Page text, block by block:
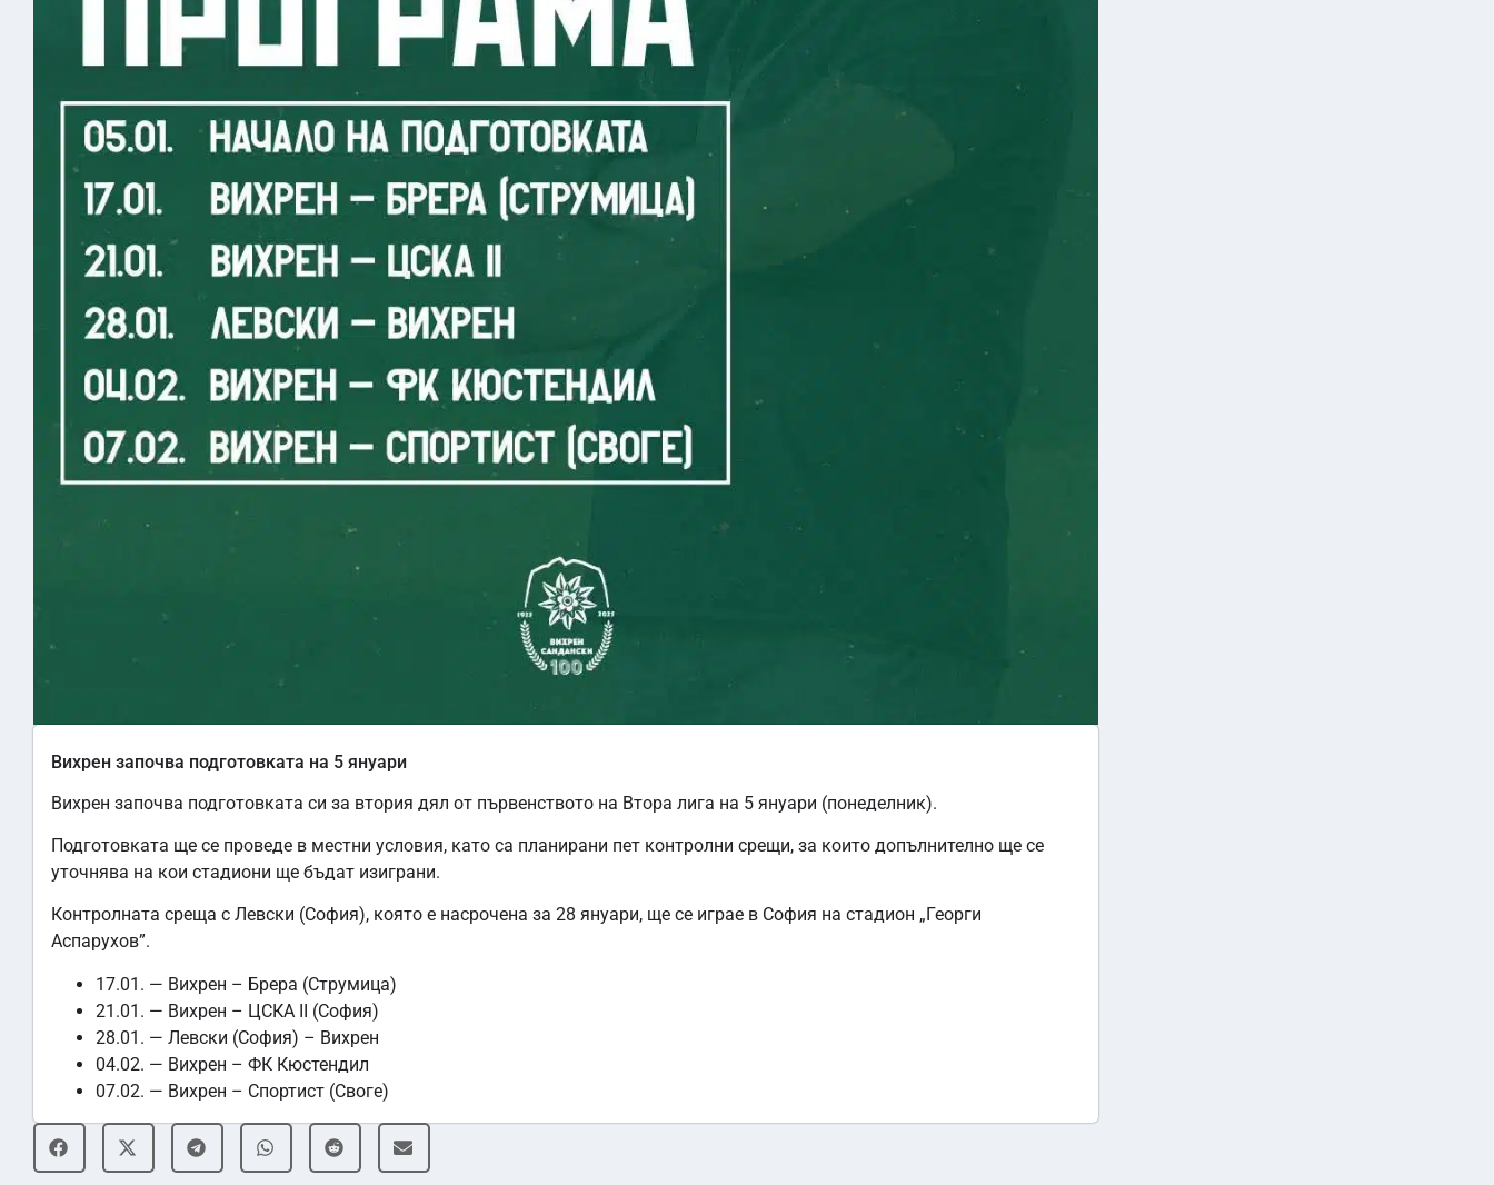
Вихрен започва подготовката на 5 януари
Вихрен започва подготовката си за втория дял от първенството на Втора лига на 5 януари (понеделник).
Подготовката ще се проведе в местни условия, като са планирани пет контролни срещи, за които допълнително ще се
уточнява на кои стадиони ще бъдат изиграни.
Контролната среща с Левски (София), която е насрочена за 28 януари, ще се играе в София на стадион „Георги
Аспарухов”.
17.01. — Вихрен – Брера (Струмица)
21.01. — Вихрен – ЦСКА II (София)
28.01. — Левски (София) – Вихрен
04.02. — Вихрен – ФК Кюстендил
07.02. — Вихрен – Спортист (Своге)